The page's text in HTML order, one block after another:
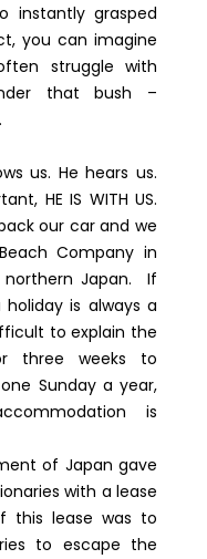
instantly grasped
you can imagine
struggle with
that bush –
us. He hears us.
HE IS WITH US.
our car and we
Company in
northern Japan. If
is always a
to explain the
three weeks to
Sunday a year,
is
of Japan gave
with a lease
this lease was to
to escape the